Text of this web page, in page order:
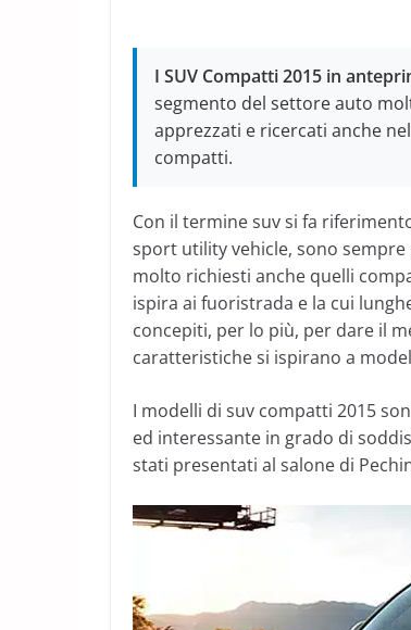
I SUV Compatti 2015 in
segmento del settore auto
apprezzati e ricercati anche
compatti.
Con il termine suv si fa
sport utility vehicle, sono
molto richiesti anche quelli
ispira ai fuoristrada e la cui
concepiti, per lo più, per dare il
caratteristiche si ispirano a
I modelli di suv compatti 2015
ed interessante in grado di
stati presentati al salone di